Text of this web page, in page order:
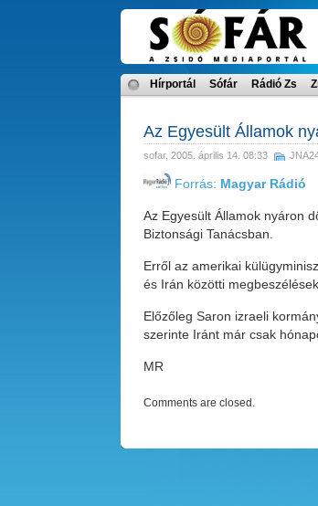
Hírportál Sófár Rádió Zs
Az Egyesült Államok
sofar, 2005. április 14. 08:33
Forrás: Magyar Rádió
Az Egyesült Államok nyáron
Biztonsági Tanácsban.
Erről az amerikai
és Irán közötti
Előzőleg Saron izraeli
szerinte Iránt már csak
MR
Comments are closed.